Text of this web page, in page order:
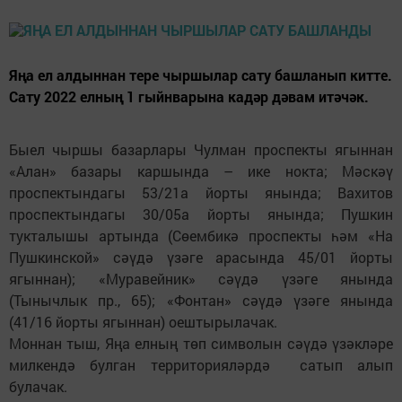
Яңа ел алдыннан тере чыршылар сату башланып китте.
Сату 2022 елның 1 гыйнварына кадәр дәвам итәчәк.
Быел чыршы базарлары Чулман проспекты ягыннан
«Алан» базары каршында – ике нокта; Мәскәү
проспектындагы 53/21а йорты янында; Вахитов
проспектындагы 30/05а йорты янында; Пушкин
тукталышы артында (Сөембикә проспекты һәм «На
Пушкинской» сәүдә үзәге арасында 45/01 йорты
ягыннан); «Муравейник» сәүдә үзәге янында
(Тынычлык пр., 65); «Фонтан» сәүдә үзәге янында
(41/16 йорты ягыннан) оештырылачак.
Моннан тыш, Яңа елның төп символын сәүдә үзәкләре
милкендә булган территорияләрдә сатып алып
булачак.